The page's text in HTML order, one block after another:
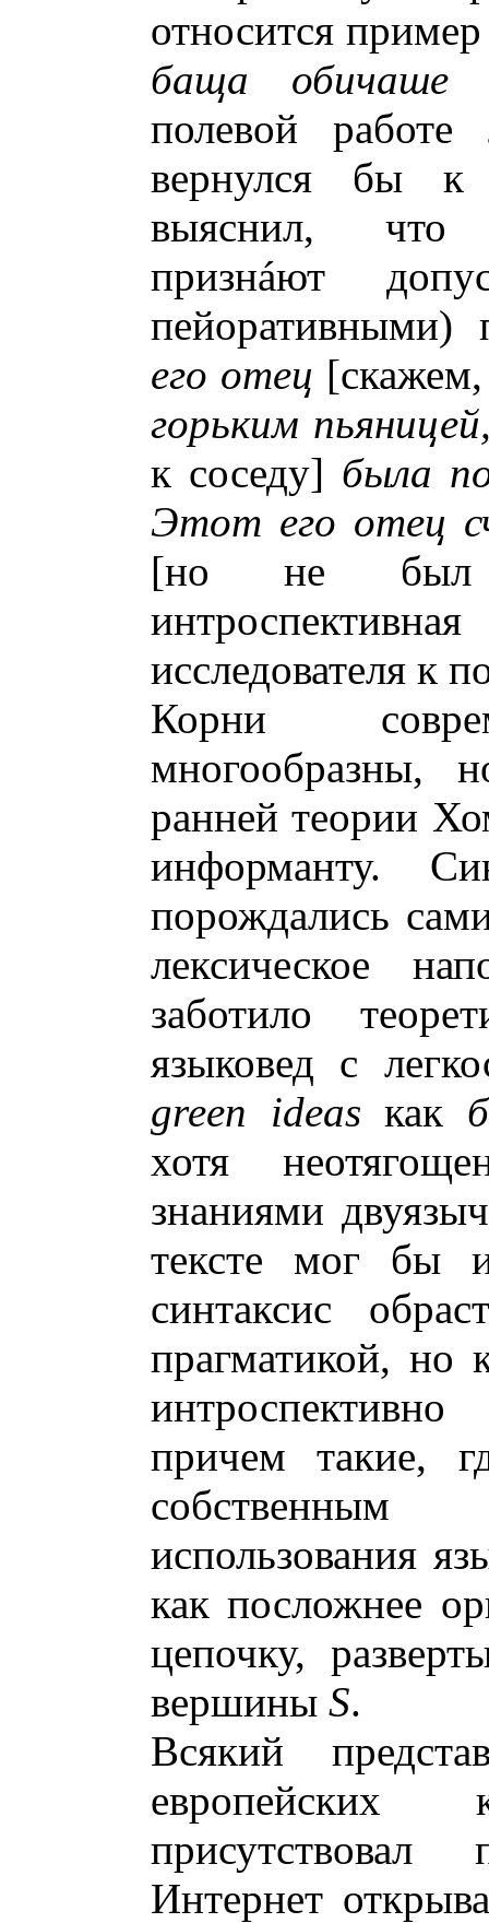
относится
баща обичаше
полевой
вернулся бы к
выяснил, что
признáют
пейоративными)
его отец
горьким
к соседу] была
Этот его отец
[но не был
исследователя к
Корни
многообразны,
ранней теории
информанту.
порождались
лексическое
заботило
языковед с
green ideas как
хотя
знаниями
тексте мог бы
синтаксис
прагматикой, но
причем такие,
использования
как посложнее
цепочку,
вершины S.
Всякий
европейских
Интернет